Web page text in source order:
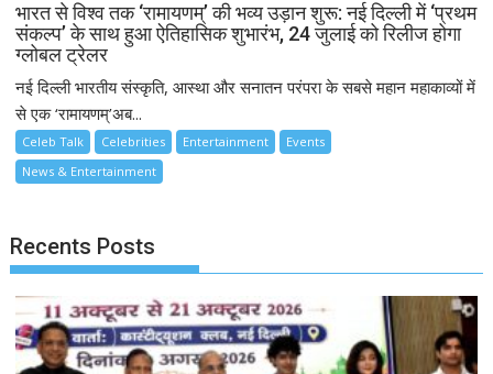
भारत से विश्व तक ‘रामायणम्’ की भव्य उड़ान शुरू: नई दिल्ली में ‘प्रथम
संकल्प’ के साथ हुआ ऐतिहासिक शुभारंभ, 24 जुलाई को रिलीज होगा
ग्लोबल ट्रेलर
नई दिल्ली भारतीय संस्कृति, आस्था और सनातन परंपरा के सबसे महान महाकाव्यों में
से एक ‘रामायणम्’अब...
Celeb Talk Celebrities Entertainment
Events
News & Entertainment
Recents Posts